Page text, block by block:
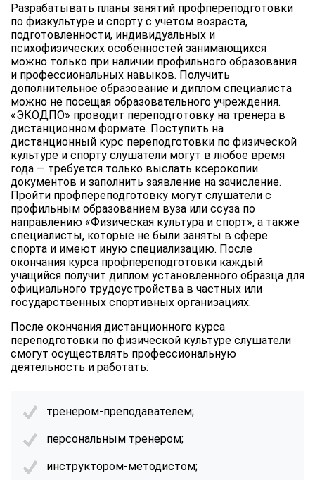
Разрабатывать планы занятий профпереподготовки
по физкультуре и спорту с учетом возраста,
подготовленности, индивидуальных и
психофизических особенностей занимающихся
можно только при наличии профильного образования
и профессиональных навыков. Получить
дополнительное образование и диплом специалиста
можно не посещая образовательного учреждения.
«ЭКОДПО» проводит переподготовку на тренера в
дистанционном формате. Поступить на
дистанционный курс переподготовки по физической
культуре и спорту слушатели могут в любое время
года — требуется только выслать ксерокопии
документов и заполнить заявление на зачисление.
Пройти профпереподготовку могут слушатели с
профильным образованием вуза или ссуза по
направлению «Физическая культура и спорт», а также
специалисты, которые не были заняты в сфере
спорта и имеют иную специализацию. После
окончания курса профпереподготовки каждый
учащийся получит диплом установленного образца для
официального трудоустройства в частных или
государственных спортивных организациях.
После окончания дистанционного курса
переподготовки по физической культуре слушатели
смогут осуществлять профессиональную
деятельность и работать:
тренером-преподавателем;
персональным тренером;
инструктором-методистом;